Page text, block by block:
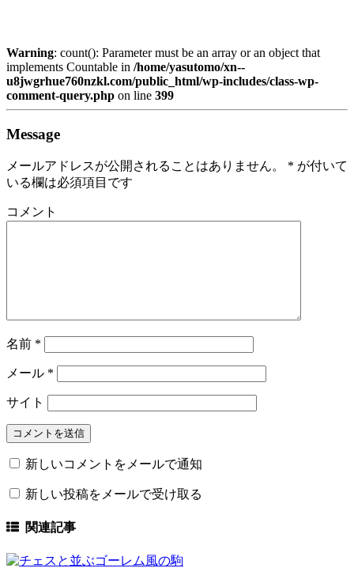
Warning: count(): Parameter must be an array or an object that
implements Countable in /home/yasutomo/xn--
u8jwgrhue760nzkl.com/public_html/wp-includes/class-wp-
comment-query.php on line 399
Message
メールアドレスが公開されることはありません。 * が付いて
いる欄は必須項目です
コメント
名前 *
メール *
サイト
新しいコメントをメールで通知
新しい投稿をメールで受け取る
関連記事